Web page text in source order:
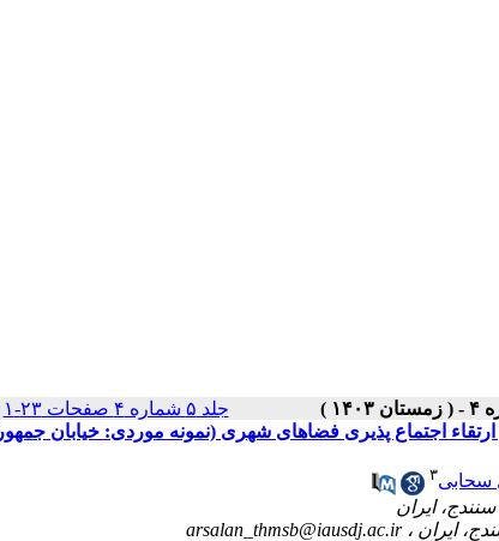
جلد ۵ شماره ۴ صفحات ۲۳-۱
اجتماع پذیری فضاهای شهری (نمونه موردی: خیابان
سحابی۳
arsalan_thmsb@iausdj.ac.ir